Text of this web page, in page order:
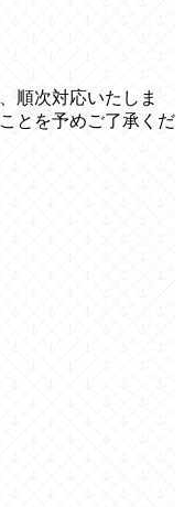
順次対応いたしま
とを予めご了承くだ